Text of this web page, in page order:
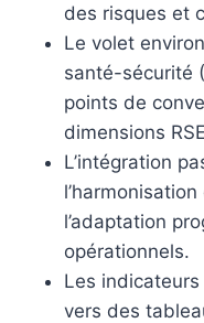
des risques et
Le volet
santé-sécurité
points de
dimensions
L’intégration
l’adaptation
opérationnels.
Les
vers des